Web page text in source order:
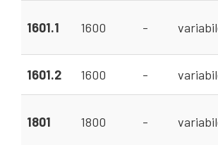
1601.1 1600 -
1601.2 1600 -
1801 1800 -